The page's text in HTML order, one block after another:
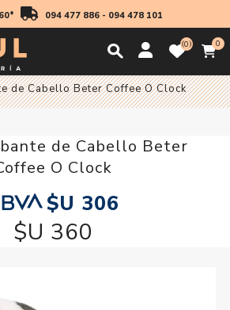
094 477 886- 094 478 101
0 0
Rostro
de Cabello Beter Coffee O Clock
de Cabello Beter
O Clock
$U 306
$U 360